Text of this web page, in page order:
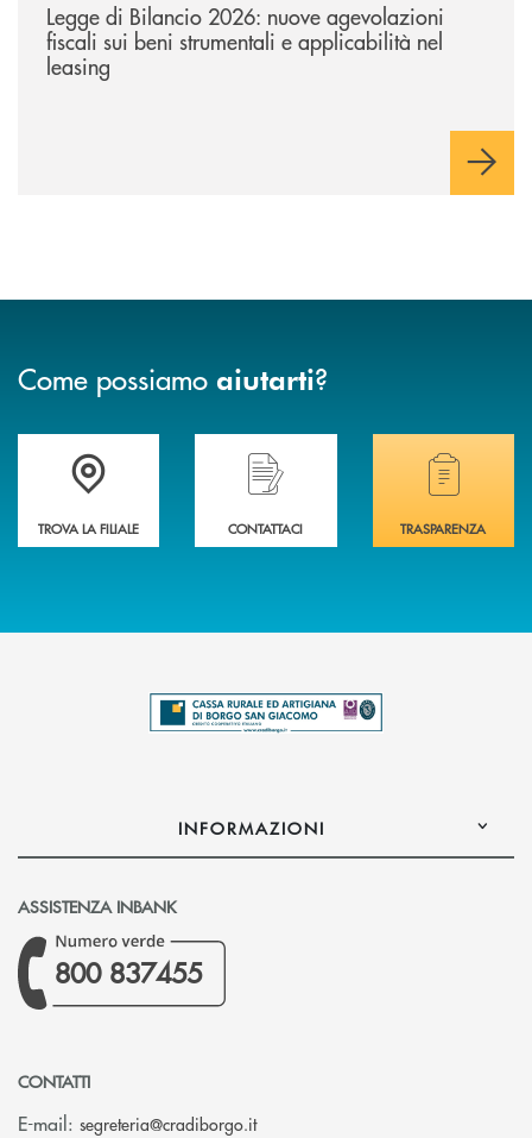
Legge di Bilancio 2026: nuove agevolazioni
fiscali sui beni strumentali e applicabilità nel
leasing
Come possiamo aiutarti?
Trova la filiale più vicina a te .
TROVA LA FILIALE
Hai bisogno di assistenza immediata?
CONTATTACI
Hai bisogno di
TRASPARENZA
INFORMAZIONI
ASSISTENZA INBANK
800 837455
CONTATTI
E-mail: segreteria@cradiborgo.it(si apre l’app di posta elettronica)